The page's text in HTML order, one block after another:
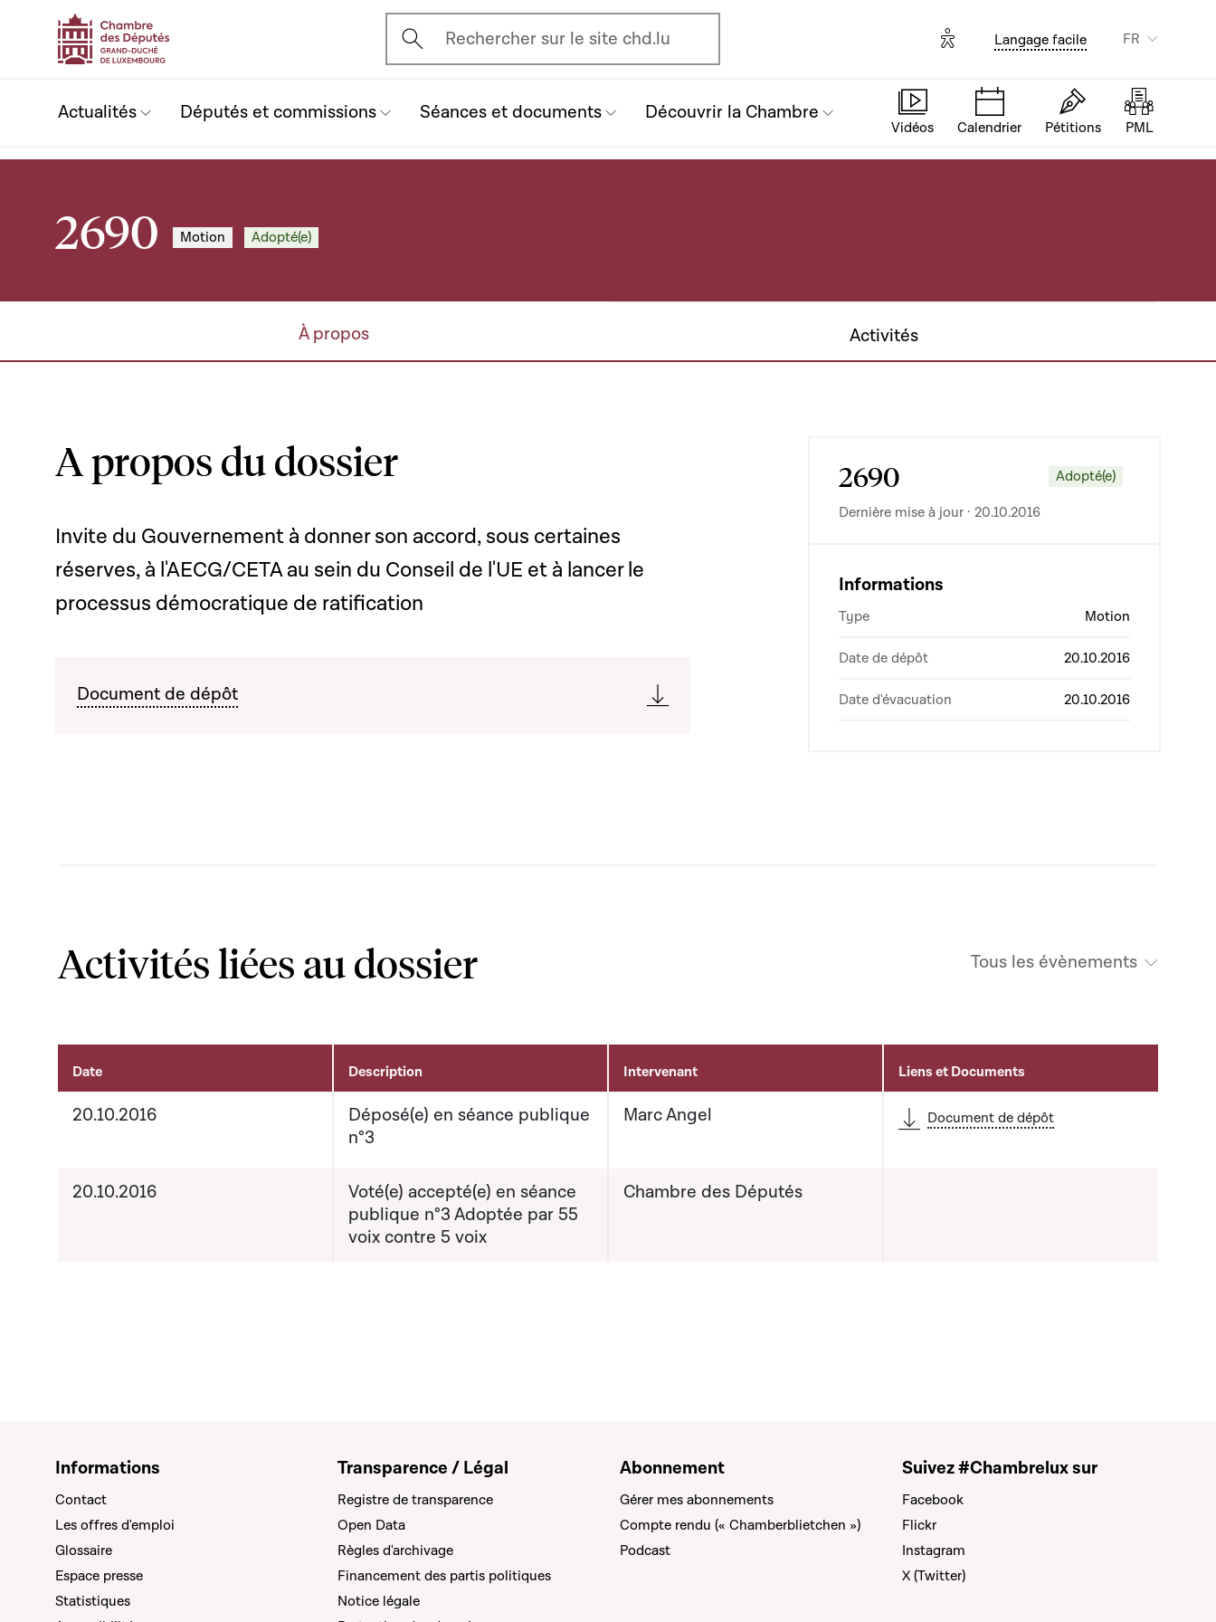
Ouvrir l'écran de recherche
Rechercher sur le site chd.lu Options d'accessibilité
Langage facile FR
Actualités Députés et commissions Séances et documents Découvrir la Chambre
Vidéos Calendrier Pétitions PML
2690 Motion Adopté(e)
À propos Activités
A propos du dossier
Invite du Gouvernement à donner son accord, sous certaines
réserves, à l'AECG/CETA au sein du Conseil de l'UE et à lancer le
processus démocratique de ratification
Document de dépôt
2690 Adopté(e)
Dernière mise à jour · 20.10.2016
Informations
Type Motion
Date de dépôt 20.10.2016
Date d'évacuation 20.10.2016
Activités liées au dossier Tous les évènements
Activités liées au dossier
Date Description Intervenant Liens et Documents
20.10.2016
Déposé(e) en séance publique
n°3
Marc Angel Document de dépôt
20.10.2016
Voté(e) accepté(e) en séance
publique n°3 Adoptée par 55
voix contre 5 voix
Chambre des Députés
Informations
Contact
Les offres d'emploi
Glossaire
Espace presse
Statistiques
Transparence / Légal
Registre de transparence
Open Data
Règles d'archivage
Financement des partis politiques
Notice légale
Abonnement
Gérer mes abonnements
Compte rendu (« Chamberblietchen »)
Podcast
Suivez #Chambrelux sur
Facebook
Flickr
Instagram
X (Twitter)